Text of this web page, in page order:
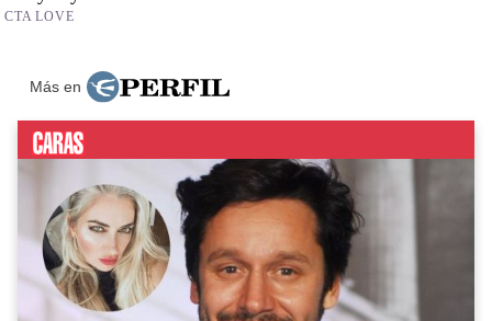
Más en